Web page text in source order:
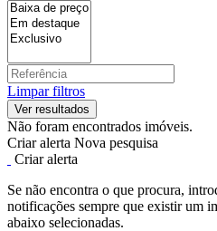
Limpar filtros
Não foram encontrados imóveis.
Criar alerta Nova pesquisa
Criar alerta
Se não encontra o que procura,
notificações sempre que existir um
abaixo selecionadas.